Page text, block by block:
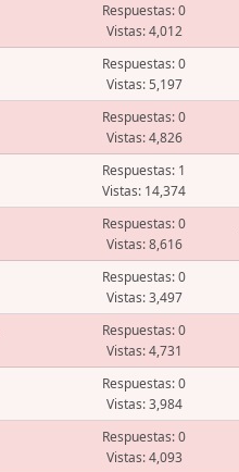
Respuestas: 0
Vistas: 4,012
Respuestas: 0
Vistas: 5,197
Respuestas: 0
Vistas: 4,826
Respuestas: 1
Vistas: 14,374
Respuestas: 0
Vistas: 8,616
Respuestas: 0
Vistas: 3,497
Respuestas: 0
Vistas: 4,731
Respuestas: 0
Vistas: 3,984
Respuestas: 0
Vistas: 4,093